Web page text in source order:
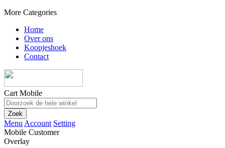
More Categories
Home
Over ons
Koopjeshoek
Contact
Cart Mobile
Zoek
Menu Account Setting
Mobile Customer
Overlay